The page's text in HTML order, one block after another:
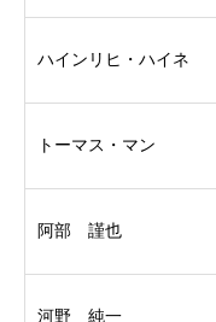
ハインリヒ・ハイネ
トーマス・マン
阿部 謹也
河野 純一